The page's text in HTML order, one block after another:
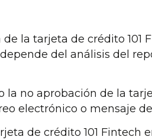
la tarjeta de crédito 101
del análisis del
la no aprobación de la
electrónico o mensaje
de crédito 101 Fintech